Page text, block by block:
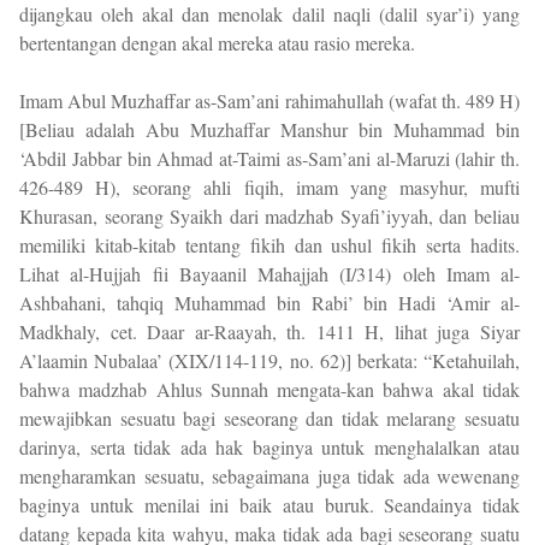
dijangkau oleh akal dan menolak dalil naqli (dalil syar’i) yang
bertentangan dengan akal mereka atau rasio mereka.
Imam Abul Muzhaffar as-Sam’ani rahimahullah (wafat th. 489 H)
[Beliau adalah Abu Muzhaffar Manshur bin Muhammad bin
‘Abdil Jabbar bin Ahmad at-Taimi as-Sam’ani al-Maruzi (lahir th.
426-489 H), seorang ahli fiqih, imam yang masyhur, mufti
Khurasan, seorang Syaikh dari madzhab Syafi’iyyah, dan beliau
memiliki kitab-kitab tentang fikih dan ushul fikih serta hadits.
Lihat al-Hujjah fii Bayaanil Mahajjah (I/314) oleh Imam al-
Ashbahani, tahqiq Muhammad bin Rabi’ bin Hadi ‘Amir al-
Madkhaly, cet. Daar ar-Raayah, th. 1411 H, lihat juga Siyar
A’laamin Nubalaa’ (XIX/114-119, no. 62)] berkata: “Ketahuilah,
bahwa madzhab Ahlus Sunnah mengata-kan bahwa akal tidak
mewajibkan sesuatu bagi seseorang dan tidak melarang sesuatu
darinya, serta tidak ada hak baginya untuk menghalalkan atau
mengharamkan sesuatu, sebagaimana juga tidak ada wewenang
baginya untuk menilai ini baik atau buruk. Seandainya tidak
datang kepada kita wahyu, maka tidak ada bagi seseorang suatu